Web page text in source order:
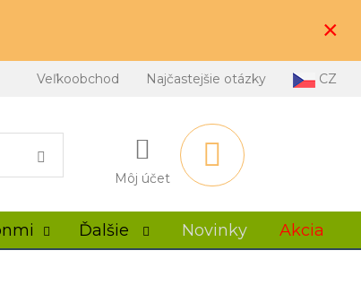
×
Veľkoobchod Najčastejšie otázky CZ
Môj účet
Ďalšie Novinky Akcia